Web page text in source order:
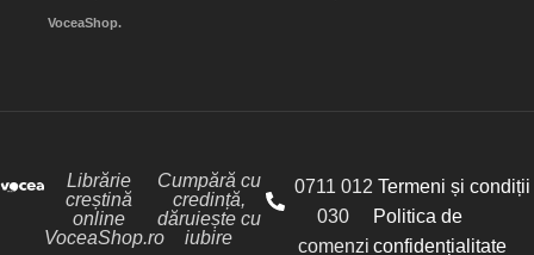
VoceaShop.
Librărie
creștină
online
VoceaShop.ro
Cumpără cu
credință,
dăruiește cu
iubire
0711 012
030
comenzi
Termeni și condiții
Politica de
confidențialitate